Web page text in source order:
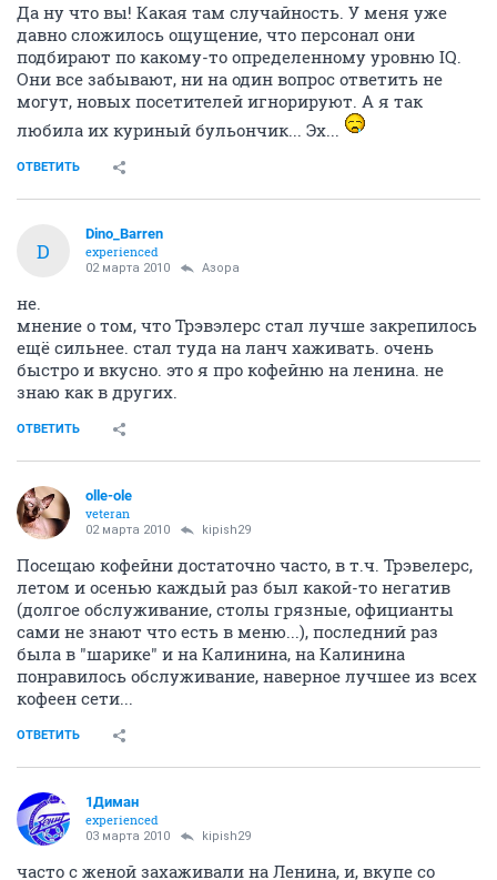
Да ну что вы! Какая там случайность. У меня уже
давно сложилось ощущение, что персонал они
подбирают по какому-то определенному уровню IQ.
Они все забывают, ни на один вопрос ответить не
могут, новых посетителей игнорируют. А я так
любила их куриный бульончик... Эх...
ОТВЕТИТЬ
D
Dino_Barren
experienced
02 марта 2010 Азора
не.
мнение о том, что Трэвэлерс стал лучше закрепилось
ещё сильнее. стал туда на ланч хаживать. очень
быстро и вкусно. это я про кофейню на ленина. не
знаю как в других.
ОТВЕТИТЬ
olle-ole
veteran
02 марта 2010 kipish29
Посещаю кофейни достаточно часто, в т.ч. Трэвелерс,
летом и осенью каждый раз был какой-то негатив
(долгое обслуживание, столы грязные, официанты
сами не знают что есть в меню...), последний раз
была в "шарике" и на Калинина, на Калинина
понравилось обслуживание, наверное лучшее из всех
кофеен сети...
ОТВЕТИТЬ
1Диман
experienced
03 марта 2010 kipish29
часто с женой захаживали на Ленина, и, вкупе со